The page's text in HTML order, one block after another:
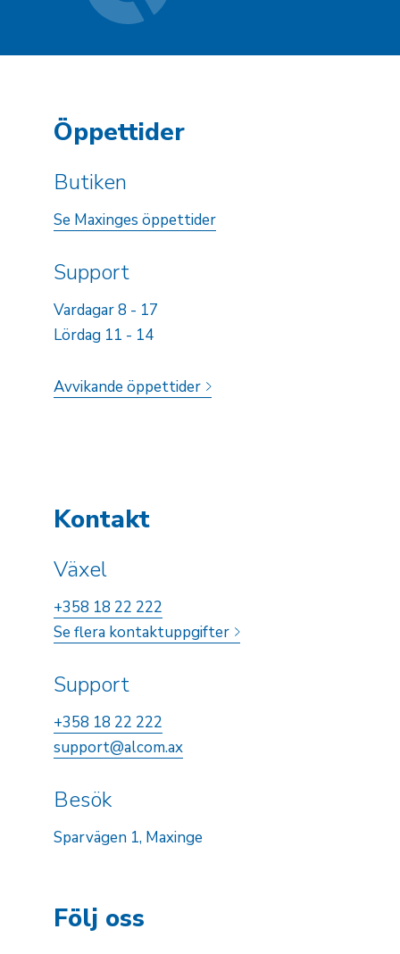
Öppettider
Butiken
Se Maxinges öppettider
Support
Vardagar 8 - 17
Lördag 11 - 14
Avvikande öppettider
Kontakt
Växel
+358 18 22 222
Se flera kontaktuppgifter
Support
+358 18 22 222
support@alcom.ax
Besök
Sparvägen 1, Maxinge
Följ oss